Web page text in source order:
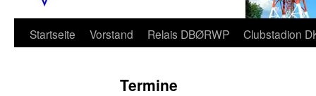
Zum
Startseite Vorstand Relais DBØRWP Clubstadion
Termine